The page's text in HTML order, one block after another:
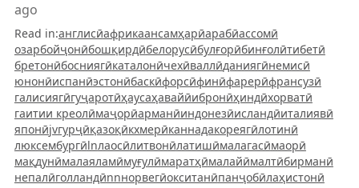
ago
Read in:англисӣафрикаансамҳарӣарабӣассомӣ
озарбойҷонӣбошқирдӣбелорусӣбулғорӣбинғолӣтибетӣ
бретонӣбосниягӣкаталонӣчехӣваллӣданиягӣнемисӣ
юнонӣиспанӣэстонӣбаскӣфорсӣфинӣфарерӣфрансузӣ
галисиягӣгуҷаротӣҳаусаҳавайӣибронӣҳиндӣхорватӣ
гаитии креолӣмаҷорӣарманӣиндонезӣисландӣиталиявӣ
японӣjvгурҷӣқазоқӣкхмерӣканнадакореягӣлотинӣ
люксембургӣlnлаосӣлитвонӣлатишӣмалагасӣмаорӣ
мақдунӣмалаяламӣмуғулӣмаратҳӣмалайӣмалтӣбирманӣ
непалӣголландӣnnнорвегӣокситанӣпанҷобӣлаҳистонӣ